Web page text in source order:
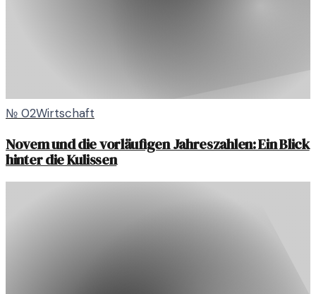
№ 02Wirtschaft
Novem und die vorläufigen Jahreszahlen: Ein Blick
hinter die Kulissen